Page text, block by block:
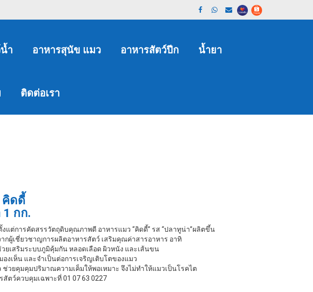
ำ อาหารสุนัข แมว อาหารสัตว์ปีก น้ำยา
ติดต่อเรา
คิดดี้
กก.
งแต่การคัดสรรวัตถุดิบคุณภาพดี อาหารแมว “คิดดี้” รส “ปลาทูน่า”ผลิตขึ้น
กผู้เชี่ยวชาญการผลิตอาหารสัตว์ เสริมคุณค่าสารอาหาร อาทิ
ยเสริมระบบภูมิคุ้มกัน หลอดเลือด ผิวหนัง และเส้นขน
องเห็น และจำเป็นต่อการเจริญเติบโตของแมว
ช่วยคุมคุมปริมาณความเค็มให้พอเหมาะ จึงไม่ทำให้แมวเป็นโรคไต
สัตว์ควบคุมเฉพาะที่ 01 07 63 0227